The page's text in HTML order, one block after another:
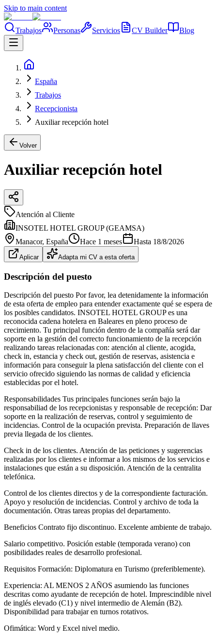
Skip to main content
Trabajos Personas Servicios CV Builder Blog
España
Trabajos
Recepcionista
Auxiliar recepción hotel
Volver
Auxiliar recepción hotel
Atención al Cliente
INSOTEL HOTEL GROUP (GEAMSA)
Manacor, España Hace 1 meses Hasta 18/8/2026
Aplicar Adapta mi CV a esta oferta
Descripción del puesto
Descripción del puesto Por favor, lea detenidamente la información
de esta oferta de empleo para entender exactamente qué se espera de
los posibles candidatos. INSOTEL HOTEL GROUP es una
reconocida cadena hotelera en Baleares en pleno proceso de
crecimiento. Tu principal función dentro de la compañía será dar
soporte en la gestión del correcto funcionamiento de la recepción
realizando tareas relacionadas con: atención al cliente, acogida,
check in, estancia y check out, gestión de reservas, asistencia e
información para conseguir la plena satisfacción del cliente con el
servicio ofrecido siguiendo las normas de calidad y eficiencia
establecidas por el hotel.
Responsabilidades Tus principales funciones serán bajo la
responsabiliad de los recepcionistas y responsable de recepción: Dar
soporte en la realización de reservas, control y seguimiento de
incidencias. Control de la ocupación prevista. Preparación de llaves
previa llegada de los clientes.
Check in de los clientes. Atención de las peticiones y sugerencias
realizadas por los clientes e informar a los mismos de los servicios e
instalaciones que están a su disposición. Atención de la centralita
telefónica.
Control de los clientes directos y de la correspondiente facturación.
Apoyo y resolución de incidencias. Control y archivo de toda la
documentación. Otras tareas propias del departamento.
Beneficios Contrato fijo discontinuo. Excelente ambiente de trabajo.
Salario competitivo. Posición estable (temporada verano) con
posibilidades reales de desarrollo profesional.
Requisitos Formación: Diplomatura en Turismo (preferiblemente).
Experiencia: AL MENOS 2 AÑOS asumiendo las funciones
descritas como ayudante de recepción de hotel. Imprescindible nivel
de inglés elevado (C1) y nivel intermedio de Alemán (B2).
Disponibilidad para trabajar en turnos rotativos.
Ofimática: Word y Excel nivel medio.